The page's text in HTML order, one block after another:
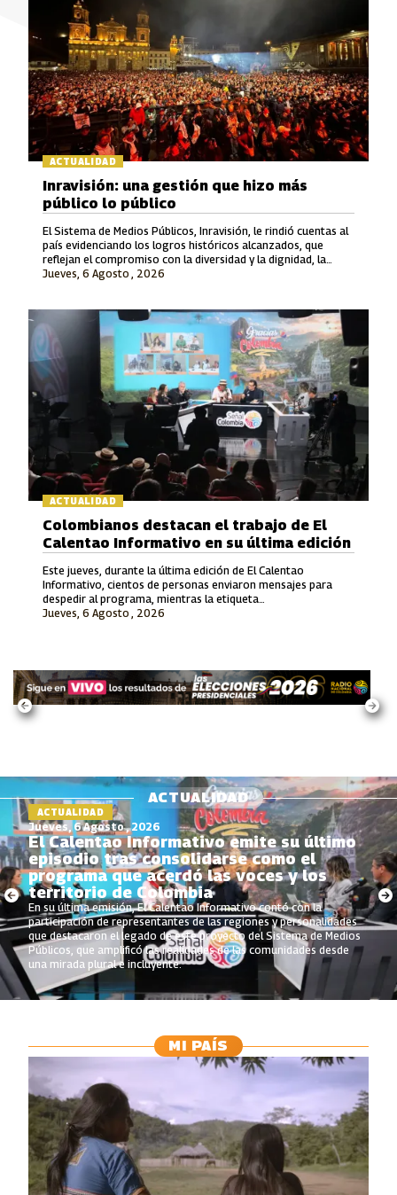
ACTUALIDAD
Jueves, 6 Agosto , 2026
Inravisión: una gestión que hizo más
público lo público
El Sistema de Medios Públicos, Inravisión, le rindió cuentas al
país evidenciando los logros históricos alcanzados, que
reflejan el compromiso con la diversidad y la dignidad, la
rigurosidad periodística, el fomento a la cultura y el cuidado
ACTUALIDAD
Jueves, 6 Agosto , 2026
Colombianos destacan el trabajo de El
Calentao Informativo en su última edición
Este jueves, durante la última edición de El Calentao
Informativo, cientos de personas enviaron mensajes para
despedir al programa, mientras la etiqueta
#ElCalentaoInformativo se convirtió en tendencia en redes
ACTUALIDAD
Jueves, 6 Agosto , 2026
El Calentao Informativo emite su último
episodio tras consolidarse como el
programa que acerdó las voces y los
territorio de Colombia
ACTUALIDAD
En su última emisión, El Calentao Informativo contó con la
participación de representantes de las regiones y personalidades
que destacaron el legado de este proyecto del Sistema de Medios
Públicos, que amplificó las realidades de las comunidades desde
una mirada plural e incluyente.
MI PAÍS